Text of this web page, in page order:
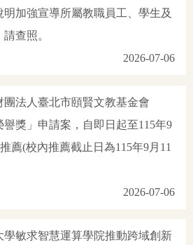
加強宣導所屬教職員工、學生及
查照。
2026-07-06
團法人臺北市頤賢文教基金會
譽獎」申請案，自即日起至115年9
薦(校內推薦截止日為115年9月11
2026-07-06
學敏求智慧運算學院推動跨域創新